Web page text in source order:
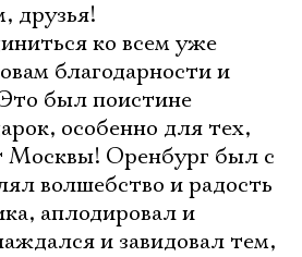
друзья!
ко всем уже
благодарности и
был поистине
особенно для тех,
Москвы! Оренбург был с
волшебство и радость
аплодировал и
и завидовал тем,